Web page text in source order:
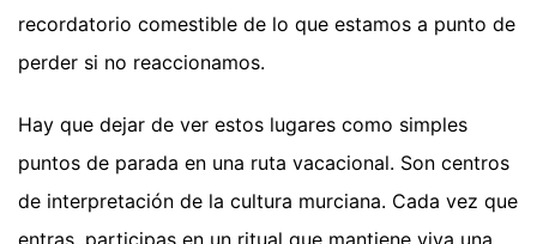
recordatorio comestible de lo que estamos a punto de
perder si no reaccionamos.
Hay que dejar de ver estos lugares como simples
puntos de parada en una ruta vacacional. Son centros
de interpretación de la cultura murciana. Cada vez que